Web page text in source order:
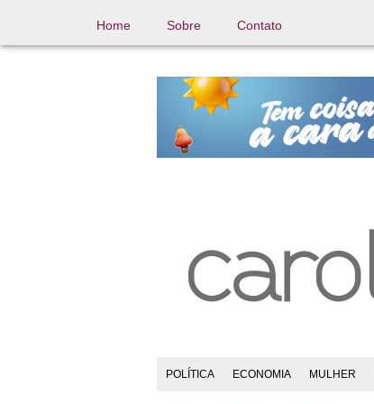
Home Sobre Contato
POLÍTICA ECONOMIA MULHER